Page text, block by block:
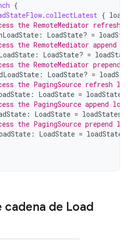
{
.collectLatest {
the RemoteMediator refresh
: LoadState? =
the RemoteMediator append
: LoadState? =
the RemoteMediator prepend
: LoadState? =
the PagingSource refresh
: LoadState = loadStates
the PagingSource append
: LoadState = loadStates
the PagingSource prepend
: LoadState = loadStates
de Load